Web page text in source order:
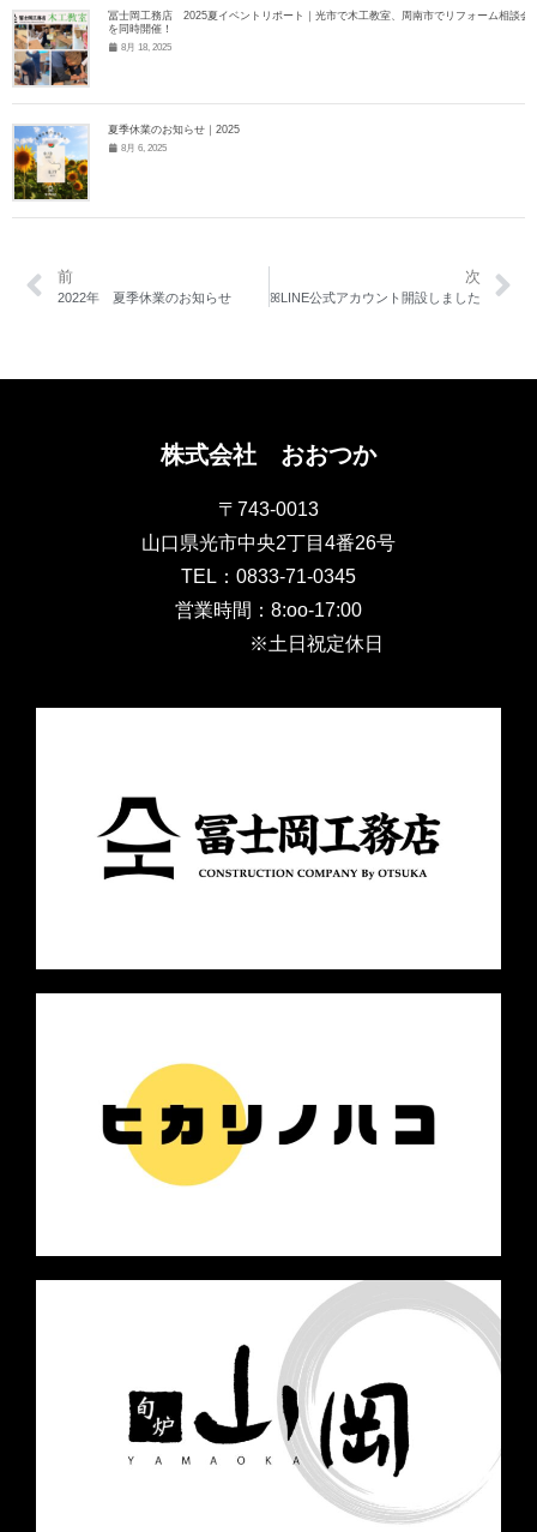
冨士岡工務店 2025夏イベントリポート｜光市で木工教室、周南市でリフォーム相談会
を同時開催！
8月 18, 2025
夏季休業のお知らせ｜2025
8月 6, 2025
前
2022年 夏季休業のお知らせ
次
ꕤLINE公式アカウント開設しました
株式会社 おおつか
〒743-0013
山口県光市中央2丁目4番26号
TEL：0833-71-0345
営業時間：8:oo-17:00
※土日祝定休日